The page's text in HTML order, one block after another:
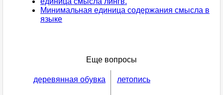
Минимальная единица содержания смысла в
языке
Еще вопросы
деревянная обувка летопись